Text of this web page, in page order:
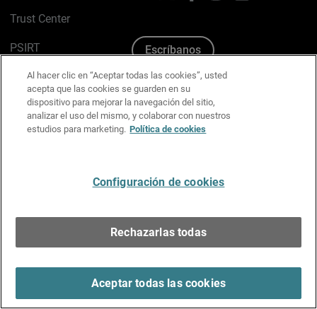
Trust Center
PSIRT
Política de cookies
Política de privacidad
Kit de medios y marca
Escríbanos
Al hacer clic en “Aceptar todas las cookies”, usted
acepta que las cookies se guarden en su
dispositivo para mejorar la navegación del sitio,
analizar el uso del mismo, y colaborar con nuestros
estudios para marketing. Política de cookies
Configuración de cookies
Rechazarlas todas
Aceptar todas las cookies